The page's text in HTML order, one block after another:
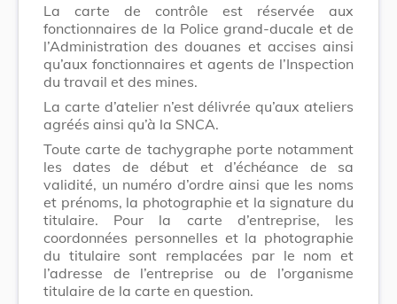
La carte de contrôle est réservée aux
fonctionnaires de la Police grand-ducale et de
l’Administration des douanes et accises ainsi
qu’aux fonctionnaires et agents de l’Inspection
du travail et des mines.
La carte d’atelier n’est délivrée qu’aux ateliers
agréés ainsi qu’à la SNCA.
Toute carte de tachygraphe porte notamment
les dates de début et d’échéance de sa
validité, un numéro d’ordre ainsi que les noms
et prénoms, la photographie et la signature du
titulaire. Pour la carte d’entreprise, les
coordonnées personnelles et la photographie
du titulaire sont remplacées par le nom et
l’adresse de l’entreprise ou de l’organisme
titulaire de la carte en question.